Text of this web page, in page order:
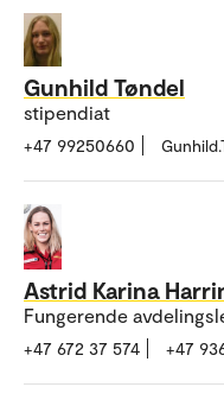
Gunhild Tøndel
stipendiat
+47 99250660
Astrid Karina
Fungerende
+47 672 37 574 +47